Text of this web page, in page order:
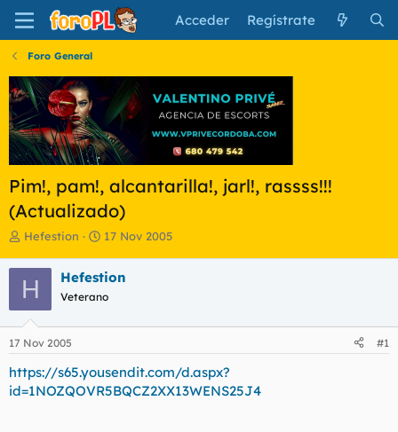
Acceder Regístrate
Foro General
Pim!, pam!, alcantarilla!, jarl!, rassss!!!
(Actualizado)
I
i
c
i
a
d
o
d
e
Hefestion
F
h
a
e
i
c
17 Nov 2005
H Hefestion
Veterano
17 Nov 2005 #1
https://s65.yousendit.com/d.aspx?
id=1NOZQOVR5BQCZ2XX13WENS25J4